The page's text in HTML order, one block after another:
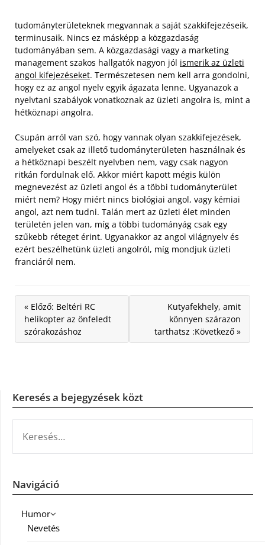
tudományterületeknek megvannak a saját szakkifejezéseik,
terminusaik. Nincs ez másképp a közgazdaság
tudományában sem. A közgazdasági vagy a marketing
management szakos hallgatók nagyon jól ismerik az üzleti
angol kifejezéseket. Természetesen nem kell arra gondolni,
hogy ez az angol nyelv egyik ágazata lenne. Ugyanazok a
nyelvtani szabályok vonatkoznak az üzleti angolra is, mint a
hétköznapi angolra.
Csupán arról van szó, hogy vannak olyan szakkifejezések,
amelyeket csak az illető tudományterületen használnak és
a hétköznapi beszélt nyelvben nem, vagy csak nagyon
ritkán fordulnak elő. Akkor miért kapott mégis külön
megnevezést az üzleti angol és a többi tudományterület
miért nem? Hogy miért nincs biológiai angol, vagy kémiai
angol, azt nem tudni. Talán mert az üzleti élet minden
területén jelen van, míg a többi tudományág csak egy
szűkebb réteget érint. Ugyanakkor az angol világnyelv és
ezért beszélhetünk üzleti angolról, míg mondjuk üzleti
franciáról nem.
« Előző: Beltéri RC
helikopter az önfeledt
szórakozáshoz
Kutyafekhely, amit
könnyen szárazon
tarthatsz :Következő »
Keresés a bejegyzések közt
Navigáció
Humor
Nevetés